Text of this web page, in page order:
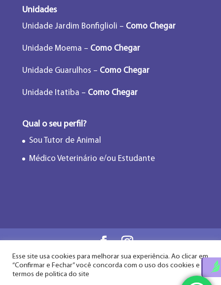
Unidades
Unidade Jardim Bonfiglioli – Como Chegar
Unidade Moema – Como Chegar
Unidade Guarulhos – Como Chegar
Unidade Itatiba – Como Chegar
Qual o seu perfil?
Sou Tutor de Animal
Médico Veterinário e/ou Estudante
Flor de Lótus Acupuntura Veterinária® - Desde
Esse site usa cookies para melhorar sua experiência. Ao clicar em
“Confirmar e Fechar” você concorda com o uso dos cookies e
termos de politica do site